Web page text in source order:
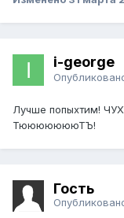
i-george
Лучше попыхтим!
ТюююююююТЪ!
Гость